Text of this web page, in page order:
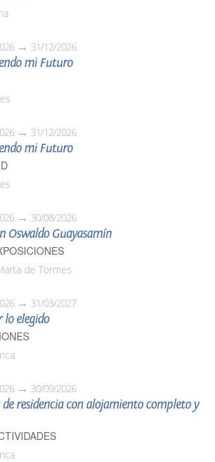
31/12/2026
mi Futuro
31/12/2026
mi Futuro
30/08/2026
Oswaldo Guayasamín
de Tormes
31/03/2027
lo elegido
30/09/2026
de residencia con alojamiento completo y